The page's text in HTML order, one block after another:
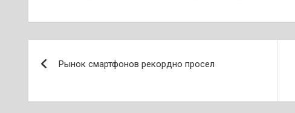
по
записям
Рынок смартфонов рекордно просел